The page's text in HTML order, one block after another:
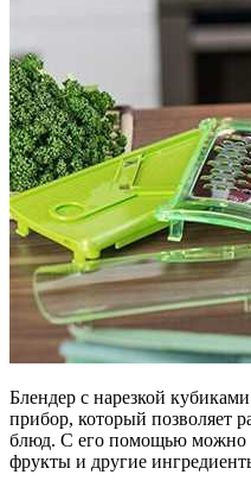
Блендер с нарезкой
прибор, который позволяет
блюд. С его помощью можно
фрукты и другие